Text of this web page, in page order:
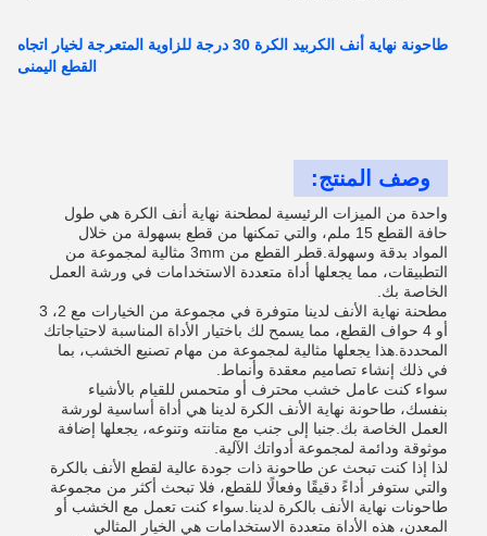
طاحونة نهاية أنف الكربيد الكرة 30 درجة للزاوية المتعرجة لخيار اتجاه
القطع اليمنى
وصف المنتج:
واحدة من الميزات الرئيسية لمطحنة نهاية أنف الكرة هي طول
حافة القطع 15 ملم، والتي تمكنها من قطع بسهولة من خلال
المواد بدقة وسهولة.قطر القطع من 3mm مثالية لمجموعة من
التطبيقات، مما يجعلها أداة متعددة الاستخدامات في ورشة العمل
الخاصة بك.
مطحنة نهاية الأنف لدينا متوفرة في مجموعة من الخيارات مع 2، 3
أو 4 حواف القطع، مما يسمح لك باختيار الأداة المناسبة لاحتياجاتك
المحددة.هذا يجعلها مثالية لمجموعة من مهام تصنيع الخشب، بما
في ذلك إنشاء تصاميم معقدة وأنماط.
سواء كنت عامل خشب محترف أو متحمس للقيام بالأشياء
بنفسك، طاحونة نهاية الأنف الكرة لدينا هي أداة أساسية لورشة
العمل الخاصة بك.جنبا إلى جنب مع متانته وتنوعه، يجعلها إضافة
موثوقة ودائمة لمجموعة أدواتك الآلية.
لذا إذا كنت تبحث عن طاحونة ذات جودة عالية لقطع الأنف بالكرة
والتي ستوفر أداءً دقيقًا وفعالًا للقطع، فلا تبحث أكثر من مجموعة
طاحونات نهاية الأنف بالكرة لدينا.سواء كنت تعمل مع الخشب أو
المعدن، هذه الأداة متعددة الاستخدامات هي الخيار المثالي